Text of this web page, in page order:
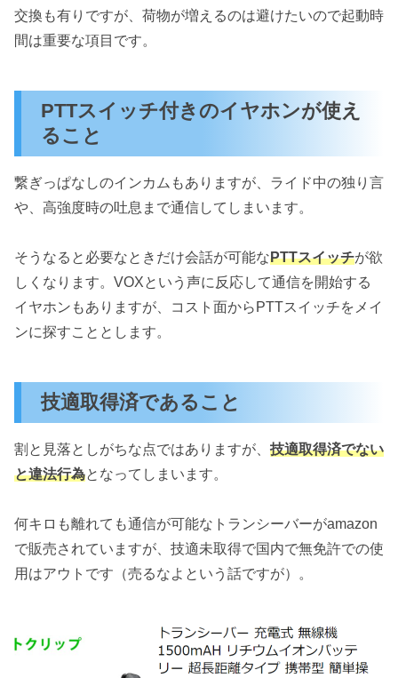
交換も有りですが、荷物が増えるのは避けたいので起動時
間は重要な項目です。
PTTスイッチ付きのイヤホンが使え
ること
繋ぎっぱなしのインカムもありますが、ライド中の独り言
や、高強度時の吐息まで通信してしまいます。
そうなると必要なときだけ会話が可能なPTTスイッチが欲
しくなります。VOXという声に反応して通信を開始する
イヤホンもありますが、コスト面からPTTスイッチをメイ
ンに探すこととします。
技適取得済であること
割と見落としがちな点ではありますが、 技適取得済でない
と違法行為となってしまいます。
何キロも離れても通信が可能なトランシーバーがamazon
で販売されていますが、技適未取得で国内で無免許での使
用はアウトです（売るなよという話ですが）。